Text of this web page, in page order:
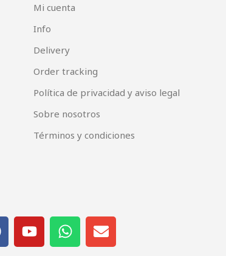
Mi cuenta
Info
Delivery
Order tracking
Política de privacidad y aviso legal
Sobre nosotros
Términos y condiciones